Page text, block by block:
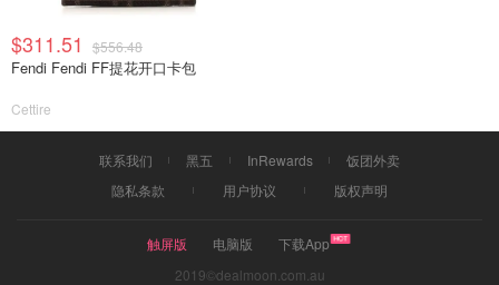
$311.51 $556.48
Fendi Fendi FF提花开口卡包
Cettire
联系我们 黑五 InRewards
饭团外卖
隐私条款
用户协议 版权声明
触屏版 电脑版
下载App
2019©dealmoon.com.au